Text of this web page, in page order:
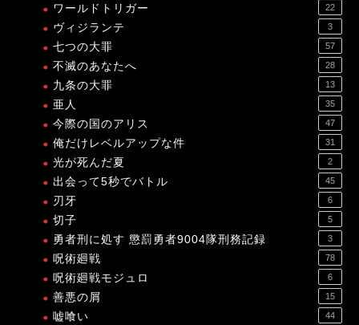
ワールドトリガー 22
ヴィジランテ 3
七つの大罪 57
不滅のあなたへ 28
九条の大罪 13
亜人 35
今際の国のアリス 47
俺だけレベルアップな件 31
光が死んだ夏 2
出会って5秒でバトル 45
刃牙 6
切子 5
勇者刑に処す 懲罰勇者9004隊刑務記録 3
呪術廻戦 78
呪術廻戦モジュロ 6
善悪の屑 15
嘘喰い 44